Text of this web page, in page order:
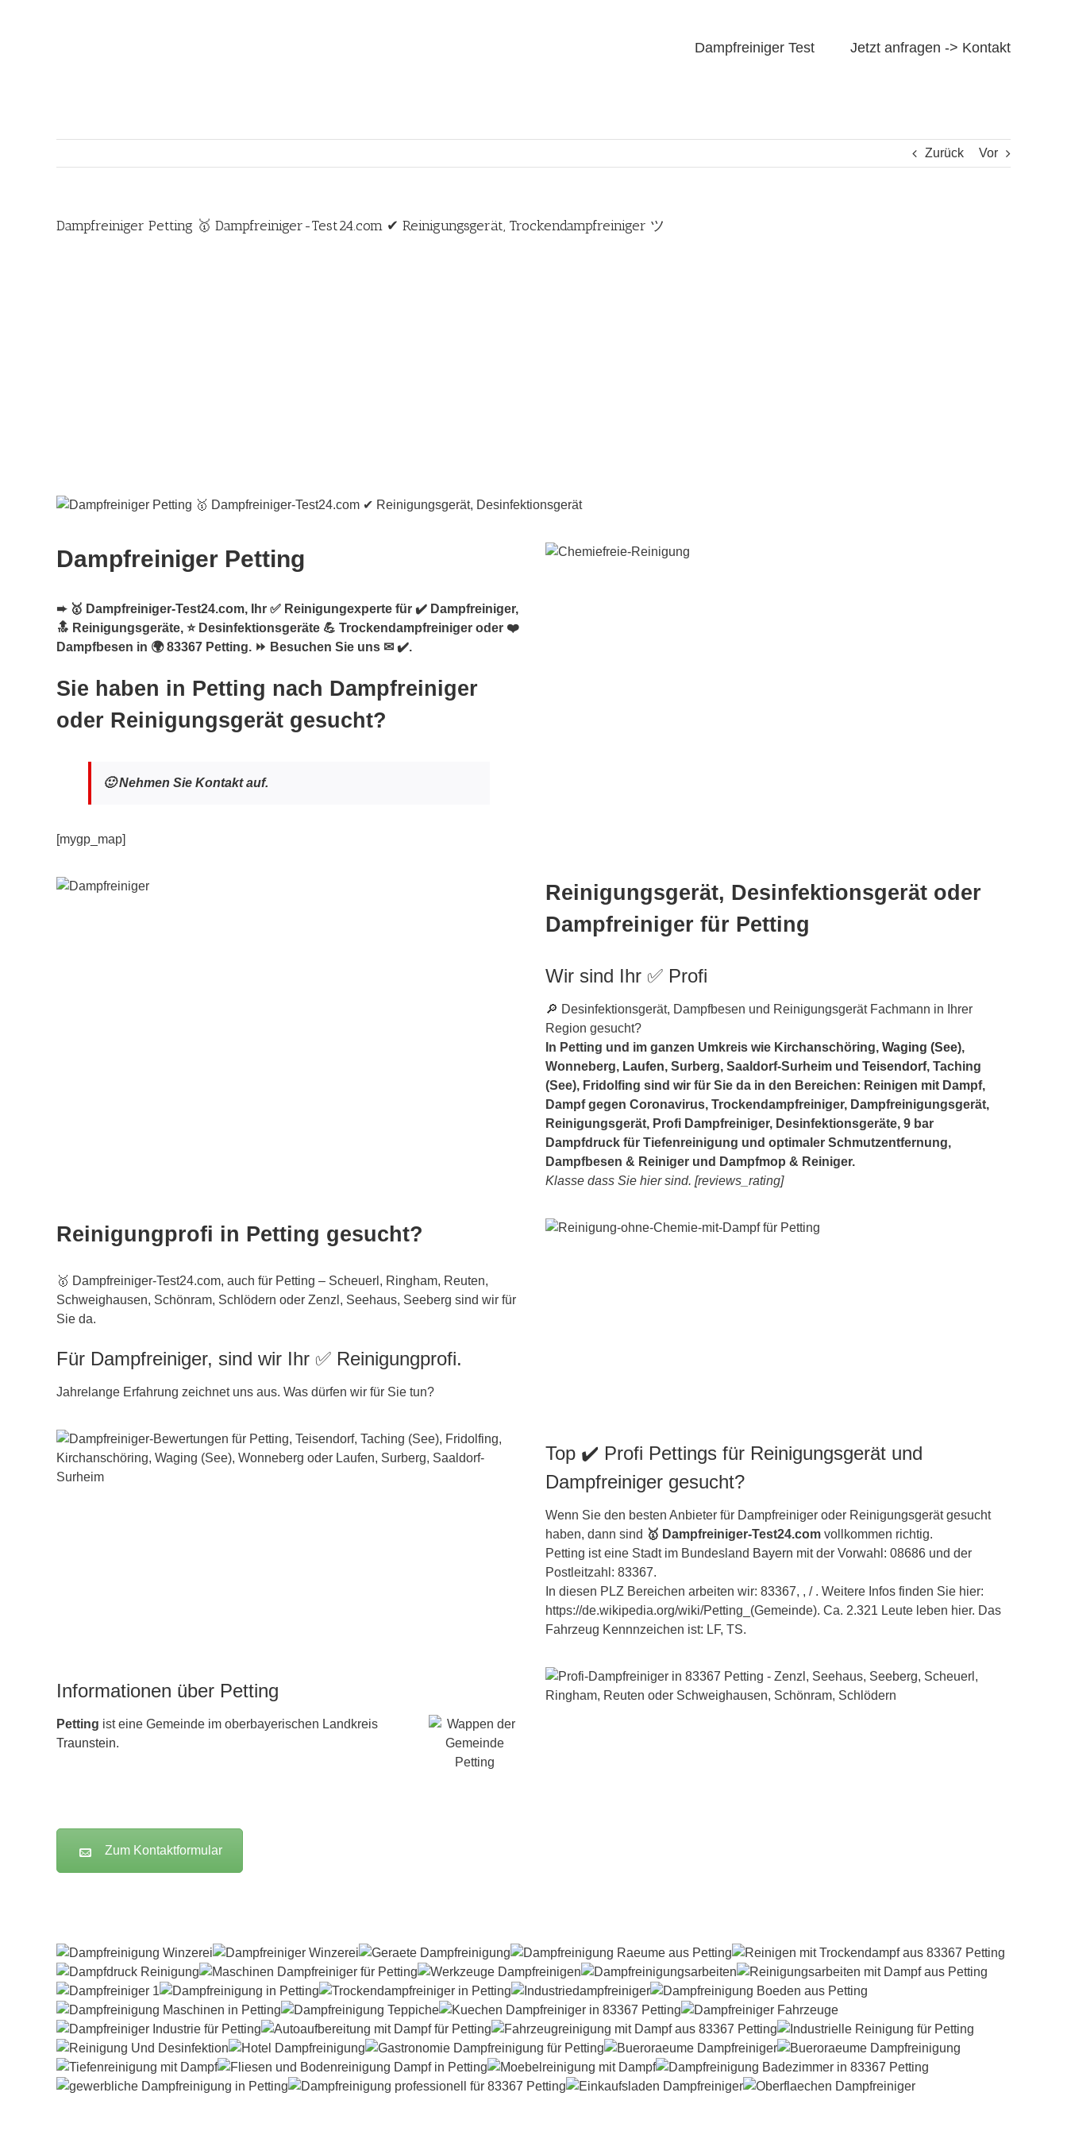
Dampfreiniger Test Jetzt anfragen -> Kontakt
Zurück Vor
Dampfreiniger Petting 🥇 Dampfreiniger-Test24.com ✔ Reinigungsgerät, Trockendampfreiniger ツ
Dampfreiniger Petting
➨ 🥇 Dampfreiniger-Test24.com, Ihr ✅ Reinigungexperte für ✔️ Dampfreiniger,
🔝 Reinigungsgeräte, ⭐ Desinfektionsgeräte 💪 Trockendampfreiniger oder ❤️
Dampfbesen in 🌍 83367 Petting. ⏩ Besuchen Sie uns ✉ ✔️.
Sie haben in Petting nach Dampfreiniger
oder Reinigungsgerät gesucht?
🙂 Nehmen Sie Kontakt auf.
[mygp_map]
Reinigungsgerät, Desinfektionsgerät oder
Dampfreiniger für Petting
Wir sind Ihr ✅ Profi
🔎 Desinfektionsgerät, Dampfbesen und Reinigungsgerät Fachmann in Ihrer
Region gesucht?
In Petting und im ganzen Umkreis wie Kirchanschöring, Waging (See),
Wonneberg, Laufen, Surberg, Saaldorf-Surheim und Teisendorf, Taching
(See), Fridolfing sind wir für Sie da in den Bereichen: Reinigen mit Dampf,
Dampf gegen Coronavirus, Trockendampfreiniger, Dampfreinigungsgerät,
Reinigungsgerät, Profi Dampfreiniger, Desinfektionsgeräte, 9 bar
Dampfdruck für Tiefenreinigung und optimaler Schmutzentfernung,
Dampfbesen & Reiniger und Dampfmop & Reiniger.
Klasse dass Sie hier sind. [reviews_rating]
Reinigungprofi in Petting gesucht?
🥇 Dampfreiniger-Test24.com, auch für Petting – Scheuerl, Ringham, Reuten,
Schweighausen, Schönram, Schlödern oder Zenzl, Seehaus, Seeberg sind wir für
Sie da.
Für Dampfreiniger, sind wir Ihr ✅ Reinigungprofi.
Jahrelange Erfahrung zeichnet uns aus. Was dürfen wir für Sie tun?
Top ✔️ Profi Pettings für Reinigungsgerät und
Dampfreiniger gesucht?
Wenn Sie den besten Anbieter für Dampfreiniger oder Reinigungsgerät gesucht
haben, dann sind 🥇 Dampfreiniger-Test24.com vollkommen richtig.
Petting ist eine Stadt im Bundesland Bayern mit der Vorwahl: 08686 und der
Postleitzahl: 83367.
In diesen PLZ Bereichen arbeiten wir: 83367, , / . Weitere Infos finden Sie hier:
https://de.wikipedia.org/wiki/Petting_(Gemeinde). Ca. 2.321 Leute leben hier. Das
Fahrzeug Kennnzeichen ist: LF, TS.
Informationen über Petting
Petting ist eine Gemeinde im oberbayerischen Landkreis
Traunstein.
Zum Kontaktformular